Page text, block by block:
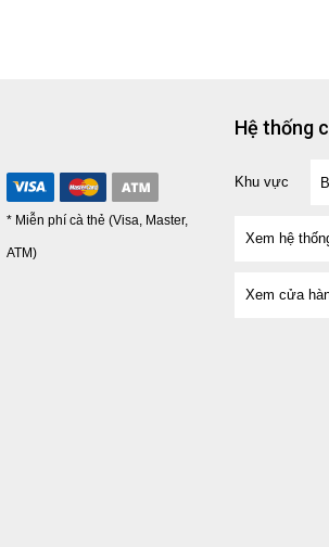
* Miễn phí cà thẻ (Visa, Master,
ATM)
Hệ thống
Khu vực
Xem hệ
Xem cửa